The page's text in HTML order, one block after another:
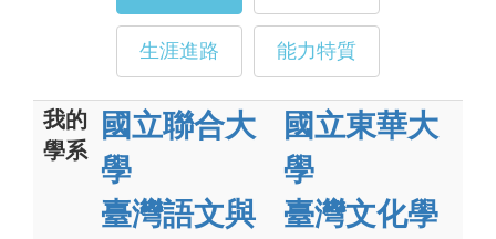
生涯進路 能力特質
我的
學系
國立聯合大
學
臺灣語文與
國立東華大
學
臺灣文化學